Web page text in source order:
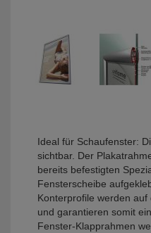
Ideal für Schaufenster:
sichtbar. Der
bereits befestigten
Fensterscheibe
Konterprofile werden
und garantieren somit
Fenster-Klapprahmen